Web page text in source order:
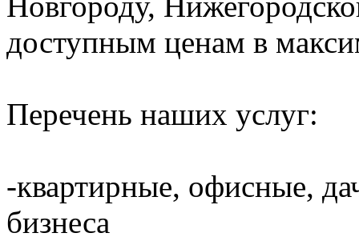
доступным ценам в
Перечень наших услуг:
-квартирные, офисные,
бизнеса